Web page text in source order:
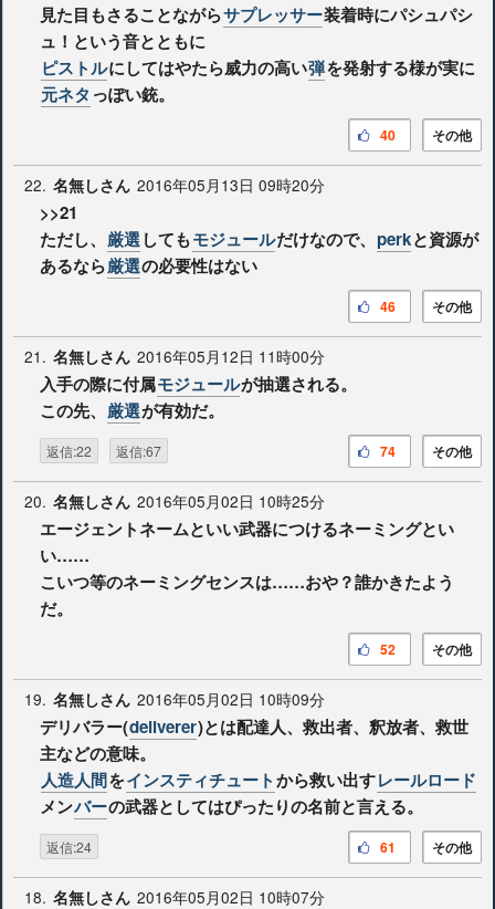
見た目もさることながらサプレッサー装着時にパシュパシ
ュ！という音とともに
ピストルにしてはやたら威力の高い弾を発射する様が実に
元ネタ っぽい銃。
その他
40
22. 名無しさん 2016年05月13日 09時20分
>>21
ただし、 厳選してもモジュールだけなので、 perkと資源が
あるなら厳選の必要性はない
その他
46
21. 名無しさん 2016年05月12日 11時00分
入手の際に付属モジュールが抽選される。
この先、 厳選が有効だ。
返信:22 返信:67 その他
74
20. 名無しさん 2016年05月02日 10時25分
エージェントネームといい武器につけるネーミングとい
い……
こいつ等のネーミングセンスは……おや？誰かきたよう
だ。
その他
52
19. 名無しさん 2016年05月02日 10時09分
デリバラー(deliverer)とは配達人、救出者、釈放者、救世
主などの意味。
人造人間をインスティチュートから救い出すレールロード
メンバーの武器としてはぴったりの名前と言える。
返信:24 その他
61
18. 名無しさん 2016年05月02日 10時07分